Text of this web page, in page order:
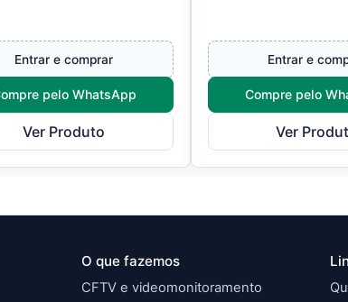
Entrar e comprar
pelo WhatsApp
Ver Produto
Entrar e
Compre pelo
Ver
O que fazemos
CFTV e videomonitoramento